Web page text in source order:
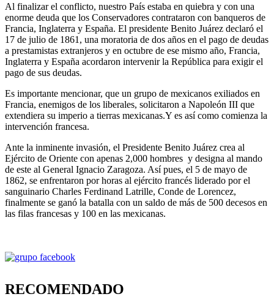
Al finalizar el conflicto, nuestro País estaba en quiebra y con una
enorme deuda que los Conservadores contrataron con banqueros de
Francia, Inglaterra y España. El presidente Benito Juárez declaró el
17 de julio de 1861, una moratoria de dos años en el pago de deudas
a prestamistas extranjeros y en octubre de ese mismo año, Francia,
Inglaterra y España acordaron intervenir la República para exigir el
pago de sus deudas.
Es importante mencionar, que un grupo de mexicanos exiliados en
Francia, enemigos de los liberales, solicitaron a Napoleón III que
extendiera su imperio a tierras mexicanas.Y es así como comienza la
intervención francesa.
Ante la inminente invasión, el Presidente Benito Juárez crea al
Ejército de Oriente con apenas 2,000 hombres y designa al mando
de este al General Ignacio Zaragoza. Así pues, el 5 de mayo de
1862, se enfrentaron por horas al ejército francés liderado por el
sanguinario Charles Ferdinand Latrille, Conde de Lorencez,
finalmente se ganó la batalla con un saldo de más de 500 decesos en
las filas francesas y 100 en las mexicanas.
RECOMENDADO